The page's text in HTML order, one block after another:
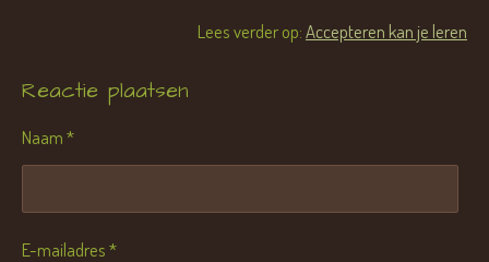
Lees verder op:Accepteren kan je leren
Reactie plaatsen
Naam *
E-mailadres *